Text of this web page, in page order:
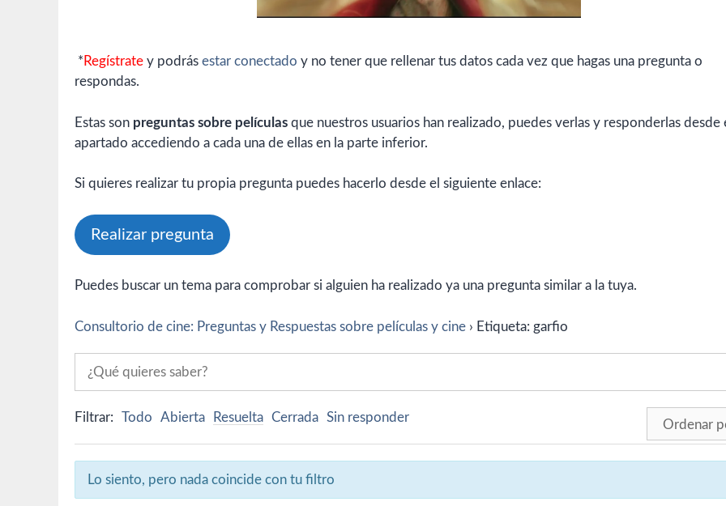
* Regístrate y podrás estar conectado y no tener que rellenar tus datos cada vez que hagas una pregunta o
respondas.
Estas son preguntas sobre películas que nuestros usuarios han realizado, puedes verlas y responderlas desde
apartado accediendo a cada una de ellas en la parte inferior.
Si quieres realizar tu propia pregunta puedes hacerlo desde el siguiente enlace:
Realizar pregunta
Puedes buscar un tema para comprobar si alguien ha realizado ya una pregunta similar a la tuya.
Consultorio de cine: Preguntas y Respuestas sobre películas y cine › Etiqueta: garfio
Filtrar: Todo Abierta Resuelta Cerrada Sin responder
Lo siento, pero nada coincide con tu filtro